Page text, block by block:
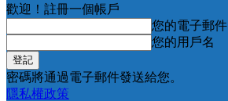
歡迎！註冊一個帳戶
您的電子郵件
您的用戶名
密碼將通過電子郵件發送給您。
隱私權政策